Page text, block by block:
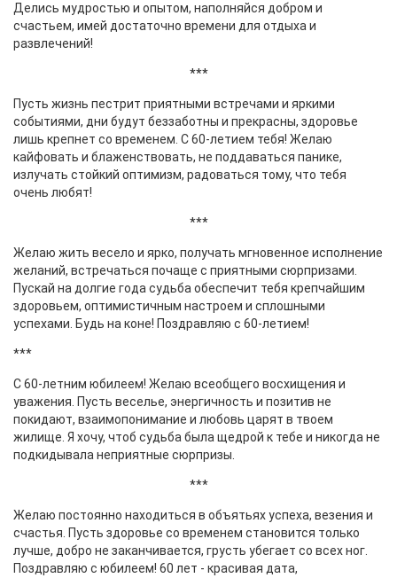
Делись мудростью и опытом, наполняйся добром и
счастьем, имей достаточно времени для отдыха и
развлечений!
***
Пусть жизнь пестрит приятными встречами и яркими
событиями, дни будут беззаботны и прекрасны, здоровье
лишь крепнет со временем. С 60-летием тебя! Желаю
кайфовать и блаженствовать, не поддаваться панике,
излучать стойкий оптимизм, радоваться тому, что тебя
очень любят!
***
Желаю жить весело и ярко, получать мгновенное исполнение
желаний, встречаться почаще с приятными сюрпризами.
Пускай на долгие года судьба обеспечит тебя крепчайшим
здоровьем, оптимистичным настроем и сплошными
успехами. Будь на коне! Поздравляю с 60-летием!
***
С 60-летним юбилеем! Желаю всеобщего восхищения и
уважения. Пусть веселье, энергичность и позитив не
покидают, взаимопонимание и любовь царят в твоем
жилище. Я хочу, чтоб судьба была щедрой к тебе и никогда не
подкидывала неприятные сюрпризы.
***
Желаю постоянно находиться в объятьях успеха, везения и
счастья. Пусть здоровье со временем становится только
лучше, добро не заканчивается, грусть убегает со всех ног.
Поздравляю с юбилеем! 60 лет - красивая дата,